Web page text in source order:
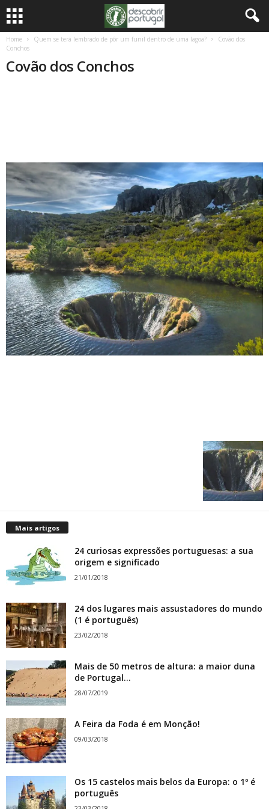
Home Quem se terá lembrado de pôr um funil dentro de uma lagoa?
Covão dos
Conchos
Covão dos Conchos
Mais artigos
24 curiosas expressões portuguesas: a sua
origem e significado
21/01/2018
24 dos lugares mais assustadores do mundo
(1 é português)
23/02/2018
Mais de 50 metros de altura: a maior duna
de Portugal...
28/07/2019
A Feira da Foda é em Monção!
09/03/2018
Os 15 castelos mais belos da Europa: o 1º é
português